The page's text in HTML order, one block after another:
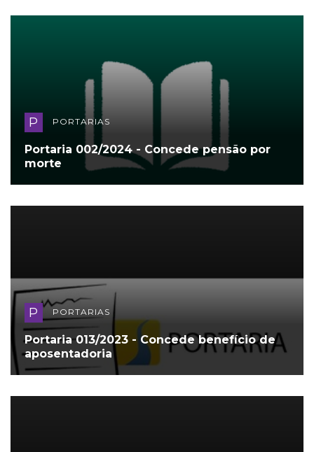
P PORTARIAS
Portaria 002/2024 - Concede pensão por
morte
P PORTARIAS
Portaria 013/2023 - Concede benefício de
aposentadoria